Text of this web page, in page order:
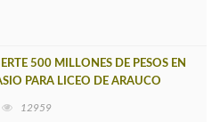
500 MILLONES DE PESOS EN
PARA LICEO DE ARAUCO
12959